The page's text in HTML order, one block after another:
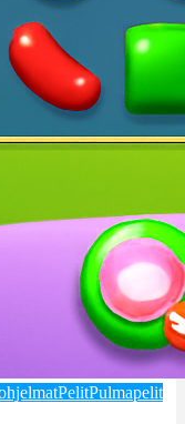
PelitPulmapelit